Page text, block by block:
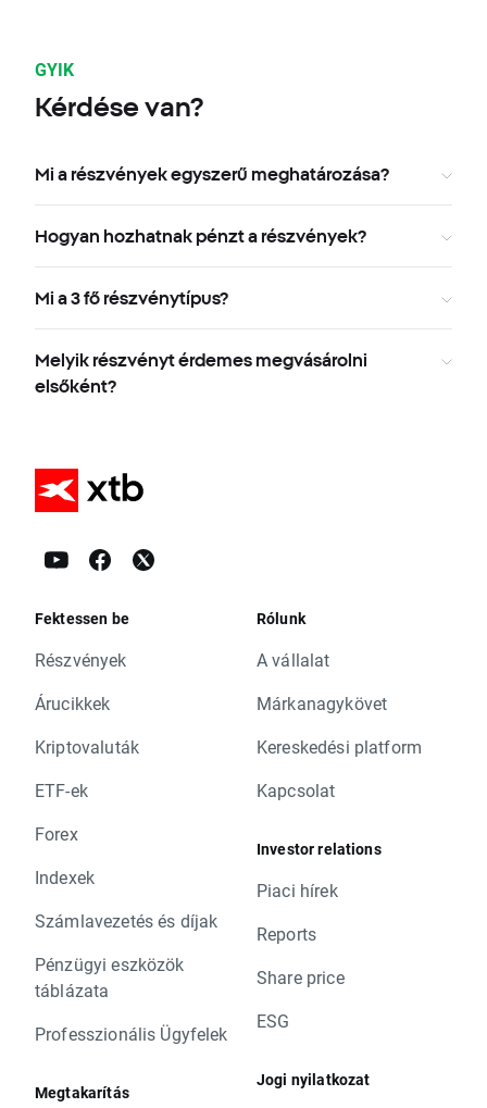
GYIK
Kérdése van?
Mi a részvények egyszerű meghatározása?
Hogyan hozhatnak pénzt a részvények?
Mi a 3 fő részvénytípus?
Melyik részvényt érdemes megvásárolni
elsőként?
Fektessen be
Részvények
Árucikkek
Kriptovaluták
ETF-ek
Forex
Indexek
Számlavezetés és díjak
Pénzügyi eszközök
táblázata
Professzionális Ügyfelek
Megtakarítás
Rólunk
A vállalat
Márkanagykövet
Kereskedési platform
Kapcsolat
Investor relations
Piaci hírek
Reports
Share price
ESG
Jogi nyilatkozat